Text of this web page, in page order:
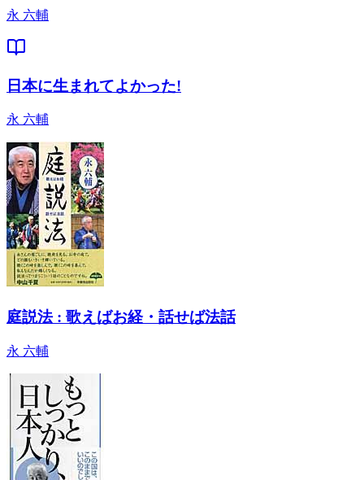
永 六輔
日本に生まれてよかった!
永 六輔
庭説法 : 歌えばお経・話せば法話
永 六輔